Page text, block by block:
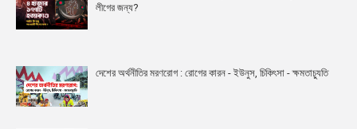
লীগের জন্য?
দেশের অর্থনীতির মরণরোগ : রোগের কারন - ইউনুস, চিকিৎসা - ক্ষমতাচ্যুতি